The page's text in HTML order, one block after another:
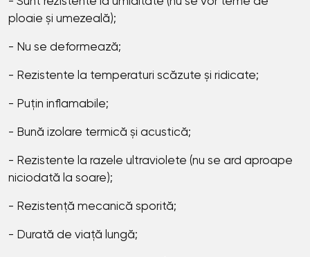
ploaie și umezeală);
- Nu se deformează;
- Rezistente la temperaturi scăzute și ridicate;
- Puțin inflamabile;
- Bună izolare termică și acustică;
- Rezistente la razele ultraviolete (nu se ard aproape
niciodată la soare);
- Rezistență mecanică sporită;
- Durată de viață lungă;